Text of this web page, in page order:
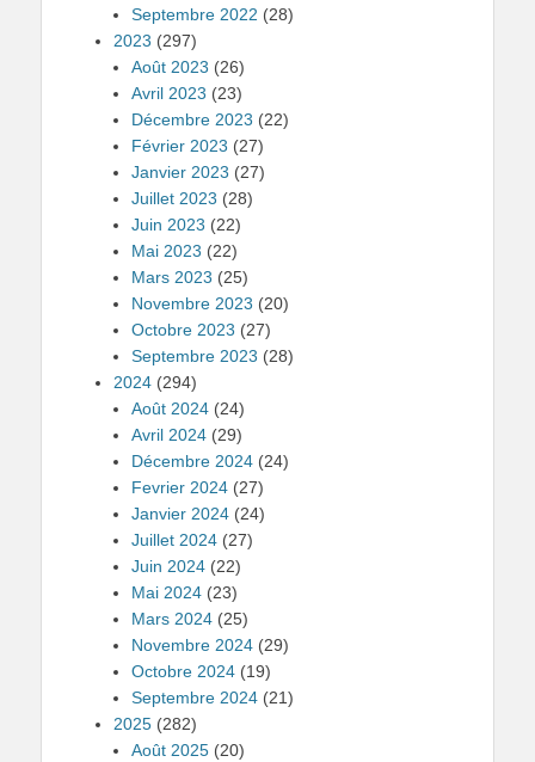
Septembre 2022 (28)
2023 (297)
Août 2023 (26)
Avril 2023 (23)
Décembre 2023 (22)
Février 2023 (27)
Janvier 2023 (27)
Juillet 2023 (28)
Juin 2023 (22)
Mai 2023 (22)
Mars 2023 (25)
Novembre 2023 (20)
Octobre 2023 (27)
Septembre 2023 (28)
2024 (294)
Août 2024 (24)
Avril 2024 (29)
Décembre 2024 (24)
Fevrier 2024 (27)
Janvier 2024 (24)
Juillet 2024 (27)
Juin 2024 (22)
Mai 2024 (23)
Mars 2024 (25)
Novembre 2024 (29)
Octobre 2024 (19)
Septembre 2024 (21)
2025 (282)
Août 2025 (20)